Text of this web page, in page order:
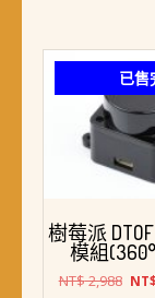
已售
樹莓派
模組
NT$2,988 原